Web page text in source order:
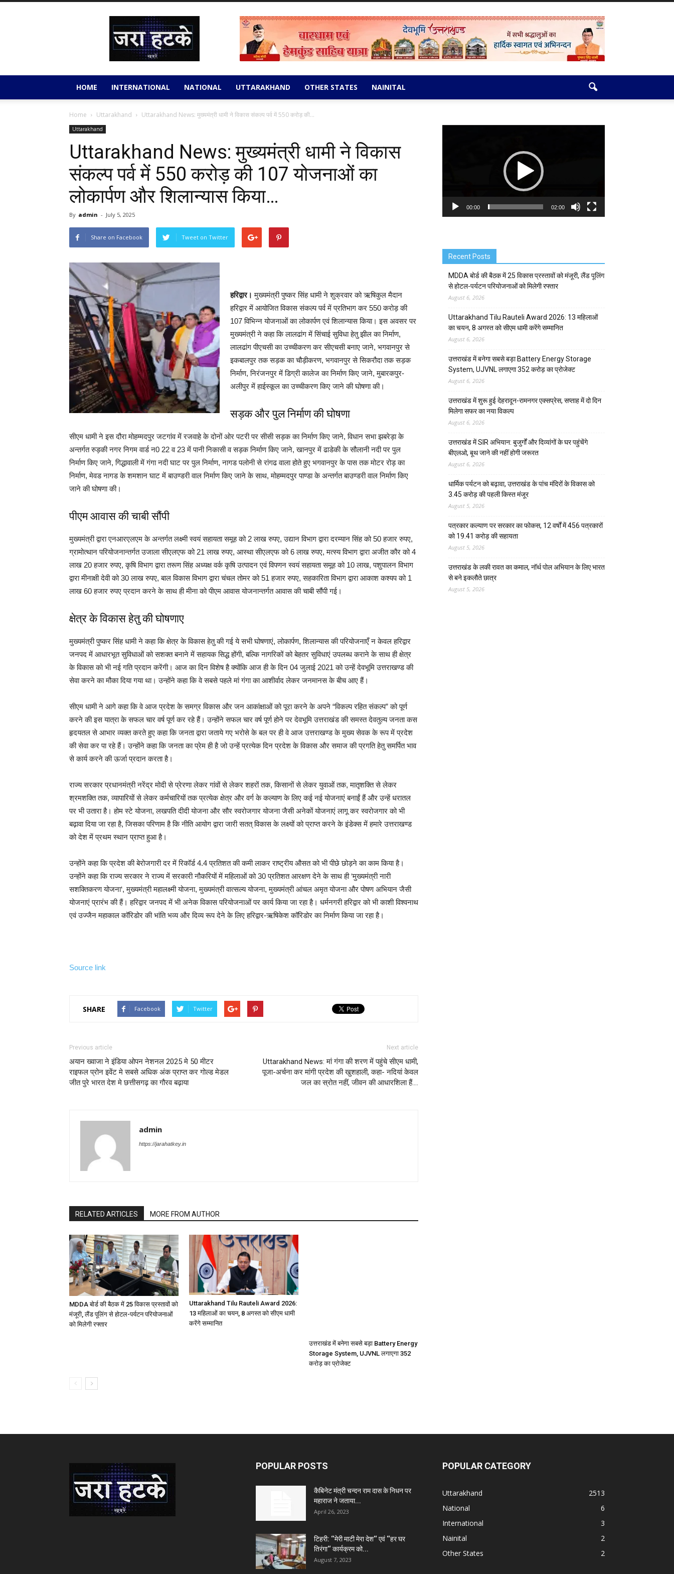
Hatkey
HOME INTERNATIONAL NATIONAL UTTARAKHAND OTHER STATES NAINITAL
Home Uttarakhand Uttarakhand News: मुख्यमंत्री धामी ने विकास संकल्प पर्व में 550 करोड़ की...
Uttarakhand
Uttarakhand News: मुख्यमंत्री धामी ने विकास
संकल्प पर्व में 550 करोड़ की 107 योजनाओं का
लोकार्पण और शिलान्यास किया…
By admin - July 5, 2025
Share on Facebook Tweet on Twitter
हरिद्वार। मुख्यमंत्री पुष्कर सिंह धामी ने शुक्रवार को ऋषिकुल मैदान
हरिद्वार में आयोजित विकास संकल्प पर्व में प्रतिभाग कर 550 करोड़ की
107 विभिन्न योजनाओं का लोकार्पण एवं शिलान्यास किया। इस अवसर पर
मुख्यमंत्री ने कहा कि लालढांग में सिंचाई सुविधा हेतु झील का निर्माण,
लालढांग पीएचसी का उच्चीकरण कर सीएचसी बनाए जाने, भगवानपुर से
इकबालपुर तक सड़क का चौड़ीकरण, भगवानपुर से सिकरौदा तक सड़क
निर्माण, निरंजनपुर में डिग्री कालेज का निर्माण किए जाने, मुबारकपुर-
अलीपुर में हाईस्कूल का उच्चीकरण किए जाने की घोषणा की।
सड़क और पुल निर्माण की घोषणा
सीएम धामी ने इस दौरा मोहम्मदपुर जटगांव में रजवाहे के दोनों ओर पटरी पर सीसी सड़क का निर्माण किए जाने, विधान सभा झबरेड़ा के
अन्तर्गत रुड़की नगर निगम वार्ड न0 22 व 23 में पानी निकासी व सड़क निर्माण किए जाने, खानपुर में ढाडेकी के सौलानी नदी पर पुल
निर्माण किए जाने, गिद्धावाली में गंगा नदी घाट पर पुल निर्माण, नागड पलोनी से रांगढ वाला होते हुए भगवानपुर के पास तक मोटर रोड़ का
निर्माण, मेवड नागड के शमशान घाट में बाउण्डरी वाल निर्माण किए जाने के साथ, मोहम्मदपुर पाण्डा के अन्तर्गत बाउण्डरी वाल निर्माण किए
जाने की घोषणा की।
पीएम आवास की चाबी सौंपी
मुख्यमंत्री द्वारा एनआरएलएम के अन्तर्गत लक्ष्मी स्वयं सहायता समूह को 2 लाख रुपए, उद्यान विभाग द्वारा दरम्यान सिंह को 50 हजार रुपए,
ग्रामोत्थान परियोजनान्तर्गत उजाला सीएलएफ को 21 लाख रुपए, आस्था सीएलएफ को 6 लाख रुपए, मत्स्य विभाग द्वारा अजीत कौर को 4
लाख 20 हजार रुपए, कृषि विभाग द्वारा तरूण सिंह अध्यक्ष वर्क कृषि उत्पादन एवं विपणन स्वयं सहायता समूह को 10 लाख, पशुपालन विभाग
द्वारा मीनाक्षी देवी को 30 लाख रुपए, बाल विकास विभाग द्वारा चंचल तोमर को 51 हजार रुपए, सहकारिता विभाग द्वारा आकाश कश्यप को 1
लाख 60 हजार रुपए प्रदान करने के साथ ही मीना को पीएम आवास योजनान्तर्गत आवास की चाबी सौंपी गई।
क्षेत्र के विकास हेतु की घोषणाए
मुख्यमंत्री पुष्कर सिंह धामी ने कहा कि क्षेत्र के विकास हेतु की गई ये सभी घोषणाएं, लोकार्पण, शिलान्यास की परियोजनाएँ न केवल हरिद्वार
जनपद में आधारभूत सुविधाओं को सशक्त बनाने में सहायक सिद्ध होंगी, बल्कि नागरिकों को बेहतर सुविधाएं उपलब्ध कराने के साथ ही क्षेत्र
के विकास को भी नई गति प्रदान करेंगी। आज का दिन विशेष है क्योंकि आज ही के दिन 04 जुलाई 2021 को उन्हें देवभूमि उत्तराखण्ड की
सेवा करने का मौका दिया गया था। उन्होंने कहा कि वे सबसे पहले मां गंगा का आशीर्वाद लेकर जनमानस के बीच आए हैं।
सीएम धामी ने आगे कहा कि वे आज प्रदेश के समग्र विकास और जन आकांक्षाओं को पूरा करने के अपने “विकल्प रहित संकल्प” को पूर्ण
करने की इस यात्रा के सफल चार वर्ष पूर्ण कर रहे हैं। उन्होंने सफल चार वर्ष पूर्ण होने पर देवभूमि उत्तराखंड की समस्त देवतुल्य जनता कस
हृदयतल से आभार व्यक्त करते हुए कहा कि जनता द्वारा जताये गए भरोसे के बल पर ही वे आज उत्तराखण्ड के मुख्य सेवक के रूप में प्रदेश
की सेवा कर पा रहे हैं। उन्होंने कहा कि जनता का प्रेम ही है जो उन्हें प्रत्येक दिन प्रदेश के विकास और समाज की प्रगति हेतु समर्पित भाव
से कार्य करने की ऊर्जा प्रदान करता है।
राज्य सरकार प्रधानमंत्री नरेंद्र मोदी से प्रेरणा लेकर गांवों से लेकर शहरों तक, किसानों से लेकर युवाओं तक, मातृशक्ति से लेकर
श्रमशक्ति तक, व्यापारियों से लेकर कर्मचारियों तक प्रत्येक क्षेत्र और वर्ग के कल्याण के लिए कई नई योजनाएं बनाईं हैं और उन्हें धरातल
पर भी उतारा है। होम स्टे योजना, लखपति दीदी योजना और सौर स्वरोजगार योजना जैसी अनेकों योजनाएं लागू कर स्वरोजगार को भी
बढ़ावा दिया जा रहा है, जिसका परिणाम है कि नीति आयोग द्वारा जारी सतत् विकास के लक्ष्यों को प्राप्त करने के इंडेक्स में हमारे उत्तराखण्ड
को देश में प्रथम स्थान प्राप्त हुआ है।
उन्होंने कहा कि प्रदेश की बेरोजगारी दर में रिकॉर्ड 4.4 प्रतिशत की कमी लाकर राष्ट्रीय औसत को भी पीछे छोड़ने का काम किया है।
उन्होंने कहा कि राज्य सरकार ने राज्य में सरकारी नौकरियों में महिलाओं को 30 प्रतिशत आरक्षण देने के साथ ही ‘मुख्यमंत्री नारी
सशक्तिकरण योजना‘, मुख्यमंत्री महालक्ष्मी योजना, मुख्यमंत्री वात्सल्य योजना, मुख्यमंत्री आंचल अमृत योजना और पोषण अभियान जैसी
योजनाएं प्रारंभ की हैं। हरिद्वार जनपद में भी अनेक विकास परियोजनाओं पर कार्य किया जा रहा है। धर्मनगरी हरिद्वार को भी काशी विश्वनाथ
एवं उज्जैन महाकाल कॉरिडोर की भांति भव्य और दिव्य रूप देने के लिए हरिद्वार-ऋषिकेश कॉरिडोर का निर्माण किया जा रहा है।
Source link
SHARE Facebook Twitter
Previous article
अयान ख्वाजा ने इंडिया ओपन नेशनल 2025 मे 50 मीटर
राइफल प्रोन इवेंट मे सबसे अधिक अंक प्राप्त कर गोल्ड मेडल
जीत पुरे भारत देश मे छत्तीसगढ़ का गौरव बढ़ाया
Next article
Uttarakhand News: मां गंगा की शरण में पहुंचे सीएम धामी,
पूजा-अर्चना कर मांगी प्रदेश की खुशहाली, कहा- नदियां केवल
जल का स्रोत नहीं, जीवन की आधारशिला हैं….
admin
https://jarahatkey.in
RELATED ARTICLES MORE FROM AUTHOR
MDDA बोर्ड की बैठक में 25 विकास प्रस्तावों को
मंजूरी, लैंड पूलिंग से होटल-पर्यटन परियोजनाओं
को मिलेगी रफ्तार
Uttarakhand Tilu Rauteli Award 2026:
13 महिलाओं का चयन, 8 अगस्त को सीएम धामी
करेंगे सम्मानित
उत्तराखंड में बनेगा सबसे बड़ा Battery Energy
Storage System, UJVNL लगाएगा 352
करोड़ का प्रोजेक्ट
00:00 02:00
Recent Posts
MDDA बोर्ड की बैठक में 25 विकास प्रस्तावों को मंजूरी, लैंड पूलिंग
से होटल-पर्यटन परियोजनाओं को मिलेगी रफ्तार
August 6, 2026
Uttarakhand Tilu Rauteli Award 2026: 13 महिलाओं
का चयन, 8 अगस्त को सीएम धामी करेंगे सम्मानित
August 6, 2026
उत्तराखंड में बनेगा सबसे बड़ा Battery Energy Storage
System, UJVNL लगाएगा 352 करोड़ का प्रोजेक्ट
August 6, 2026
उत्तराखंड में शुरू हुई देहरादून-रामनगर एक्सप्रेस, सप्ताह में दो दिन
मिलेगा सफर का नया विकल्प
August 6, 2026
उत्तराखंड में SIR अभियान: बुजुर्गों और दिव्यांगों के घर पहुंचेंगे
बीएलओ, बूथ जाने की नहीं होगी जरूरत
August 6, 2026
धार्मिक पर्यटन को बढ़ावा, उत्तराखंड के पांच मंदिरों के विकास को
3.45 करोड़ की पहली किस्त मंजूर
August 5, 2026
पत्रकार कल्याण पर सरकार का फोकस, 12 वर्षों में 456 पत्रकारों
को 19.41 करोड़ की सहायता
August 5, 2026
उत्तराखंड के लकी रावत का कमाल, नॉर्थ पोल अभियान के लिए भारत
से बने इकलौते छात्र
August 5, 2026
POPULAR POSTS
कैबिनेट मंत्री चन्दन राम दास के निधन पर
महाराज ने जताया...
April 26, 2023
टिहरी: ‘‘मेरी माटी मेरा देश‘‘ एवं ‘‘हर घर
तिरंगा‘‘ कार्यक्रम को...
August 7, 2023
POPULAR CATEGORY
Uttarakhand
2513
National
6
International
3
Nainital
2
Other States
2